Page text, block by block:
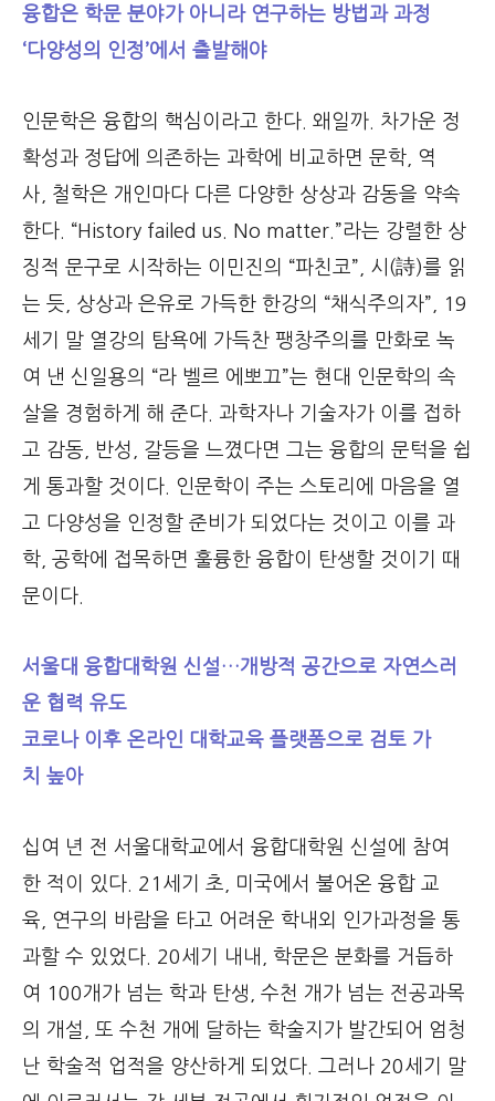
융합은 학문 분야가 아니라 연구하는 방법과 과정
‘다양성의 인정’에서 출발해야
인문학은 융합의 핵심이라고 한다. 왜일까. 차가운 정
확성과 정답에 의존하는 과학에 비교하면 문학, 역
사, 철학은 개인마다 다른 다양한 상상과 감동을 약속
한다. “History failed us. No matter.”라는 강렬한 상
징적 문구로 시작하는 이민진의 “파친코”, 시(詩)를 읽
는 듯, 상상과 은유로 가득한 한강의 “채식주의자”, 19
세기 말 열강의 탐욕에 가득찬 팽창주의를 만화로 녹
여 낸 신일용의 “라 벨르 에뽀끄”는 현대 인문학의 속
살을 경험하게 해 준다. 과학자나 기술자가 이를 접하
고 감동, 반성, 갈등을 느꼈다면 그는 융합의 문턱을 쉽
게 통과할 것이다. 인문학이 주는 스토리에 마음을 열
고 다양성을 인정할 준비가 되었다는 것이고 이를 과
학, 공학에 접목하면 훌륭한 융합이 탄생할 것이기 때
문이다.
서울대 융합대학원 신설…개방적 공간으로 자연스러
운 협력 유도
코로나 이후 온라인 대학교육 플랫폼으로 검토 가
치 높아
십여 년 전 서울대학교에서 융합대학원 신설에 참여
한 적이 있다. 21세기 초, 미국에서 불어온 융합 교
육, 연구의 바람을 타고 어려운 학내외 인가과정을 통
과할 수 있었다. 20세기 내내, 학문은 분화를 거듭하
여 100개가 넘는 학과 탄생, 수천 개가 넘는 전공과목
의 개설, 또 수천 개에 달하는 학술지가 발간되어 엄청
난 학술적 업적을 양산하게 되었다. 그러나 20세기 말